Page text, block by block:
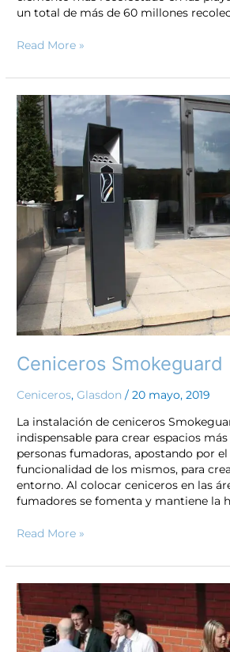
un total de más de 60 millones
Read More »
Ceniceros Smokeguard
Ceniceros,Glasdon /20 mayo, 2019
La instalación de ceniceros
indispensable para crear espacios
personas fumadoras, apostando por el
funcionalidad de los mismos, para
entorno. Al colocar ceniceros en las
fumadores se fomenta y mantiene la
Ceniceros
Smokeguard
Read More »
Ceniceros
para
exteriores